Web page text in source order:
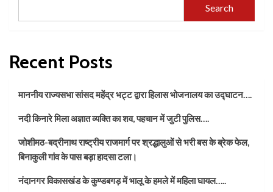
Search
Recent Posts
माननीय राज्यसभा सांसद महेंद्र भट्ट द्वारा हिलास भोजनालय का उद्घाटन….
नदी किनारे मिला अज्ञात व्यक्ति का शव, पहचान में जुटी पुलिस….
जोशीमठ-बद्रीनाथ राष्ट्रीय राजमार्ग पर श्रद्धालुओं से भरी बस के ब्रेक फेल,
बिनाकुली गांव के पास बड़ा हादसा टला।
नंदानगर विकासखंड के कुण्डबगड़ में भालू के हमले में महिला घायल…..